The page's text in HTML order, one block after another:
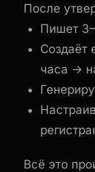
После
Пишет
Создаёт
часа →
Всё это